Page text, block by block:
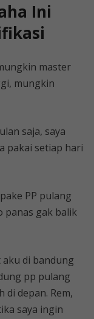
Ini
master
mungkin
saja, saya
pakai setiap hari
PP pulang
panas gak balik
di bandung
pp pulang
di depan. Rem,
saya ingin